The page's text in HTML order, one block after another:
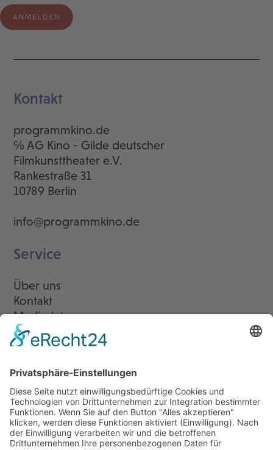
Kontakt
programmkino.de
℅ AG Kino - Gilde deutscher
Filmkunsttheater e.V.
Rankestraße 31
10789 Berlin
info@programmkino.de
Service
Über uns
Kontakt
Mediadaten
Newsletter
LogIn
Legal
Impressum
Datenschutzerklärung
Cookie-Einstellungen